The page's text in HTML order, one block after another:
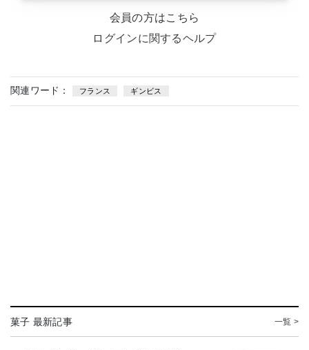
会員の方はこちら
ログインに関するヘルプ
関連ワード： フランス ギンビス
菓子 最新記事 一覧 >